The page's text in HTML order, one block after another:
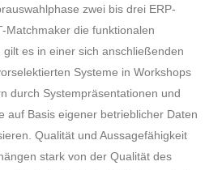
zwei bis drei ERP-
Matchmaker die funktionalen
es in einer sich anschließenden
Systeme in Workshops
durch Systempräsentationen und
auf Basis eigener betrieblicher Daten
Qualität und Aussagefähigkeit
stark von der Qualität des